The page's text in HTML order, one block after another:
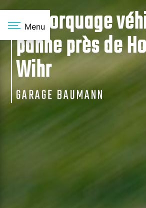
Menu
Remorquage
panne près de
Wihr
GARAGE BAUMANN